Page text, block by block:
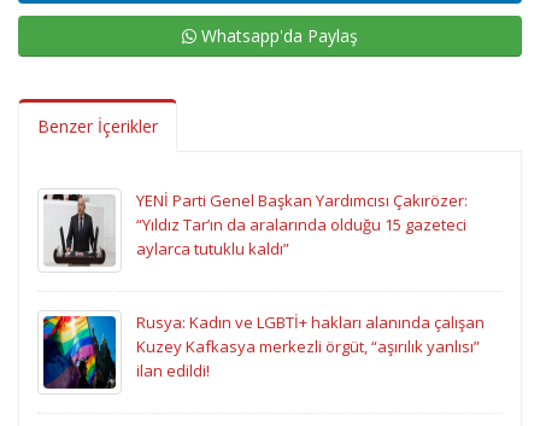
Whatsapp'da Paylaş
Benzer İçerikler
YENİ Parti Genel Başkan Yardımcısı Çakırözer:
“Yıldız Tar’ın da aralarında olduğu 15 gazeteci
aylarca tutuklu kaldı”
Rusya: Kadın ve LGBTİ+ hakları alanında çalışan
Kuzey Kafkasya merkezli örgüt, “aşırılık yanlısı”
ilan edildi!